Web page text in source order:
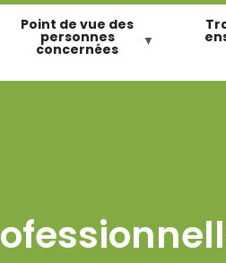
Point de vue des
personnes
concernées